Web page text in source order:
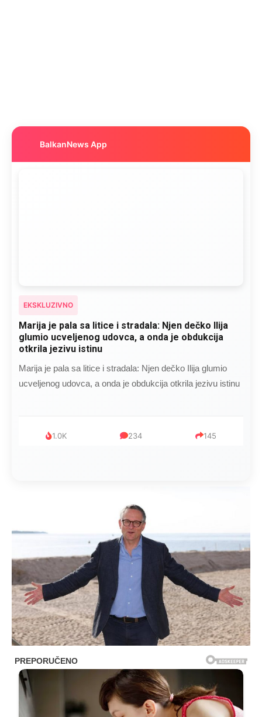
BalkanNews App
EKSKLUZIVNO
Marija je pala sa litice i stradala: Njen dečko Ilija
glumio ucveljenog udovca, a onda je obdukcija
otkrila jezivu istinu
Marija je pala sa litice i stradala: Njen dečko Ilija glumio
ucveljenog udovca, a onda je obdukcija otkrila jezivu istinu
1.0K 234 145